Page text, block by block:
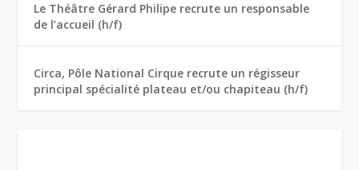
Le Théâtre Gérard Philipe recrute un responsable
de l’accueil (h/f)
Circa, Pôle National Cirque recrute un régisseur
principal spécialité plateau et/ou chapiteau (h/f)